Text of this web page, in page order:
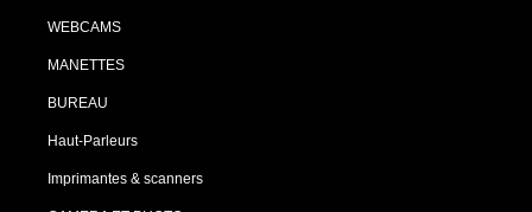
WEBCAMS
MANETTES
BUREAU
Haut-Parleurs
Imprimantes & scanners